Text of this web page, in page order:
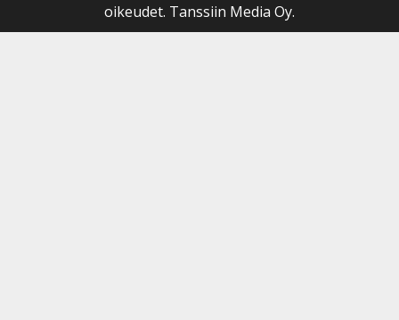
oikeudet. Tanssiin Media Oy.